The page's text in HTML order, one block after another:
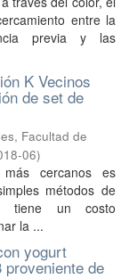
entre la
previa y las
K Vecinos
de set de
Facultad de
06)
cercanos es
métodos de
tiene un costo
la ...
yogurt
de